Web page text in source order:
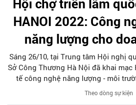
HANOI 2022: Công
năng lượng cho
Sáng 26/10, tại Trung tâm Hội nghị
Sở Công Thương Hà Nội đã khai
tế công nghệ năng lượng - môi
(ENTECH HANOI 2022) với chủ đề
môi trường bền
Theo dòng sự kiện